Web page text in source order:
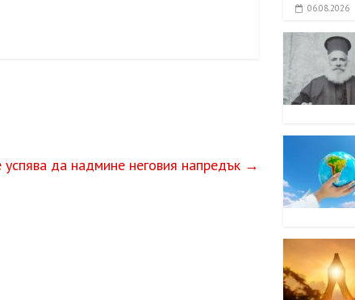
да надмине неговия напредък →
06.08.2026